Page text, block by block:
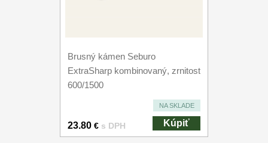
Brusný kámen Seburo
ExtraSharp kombinovaný, zrnitost
600/1500
NA SKLADE
23.80 € s DPH Kúpiť